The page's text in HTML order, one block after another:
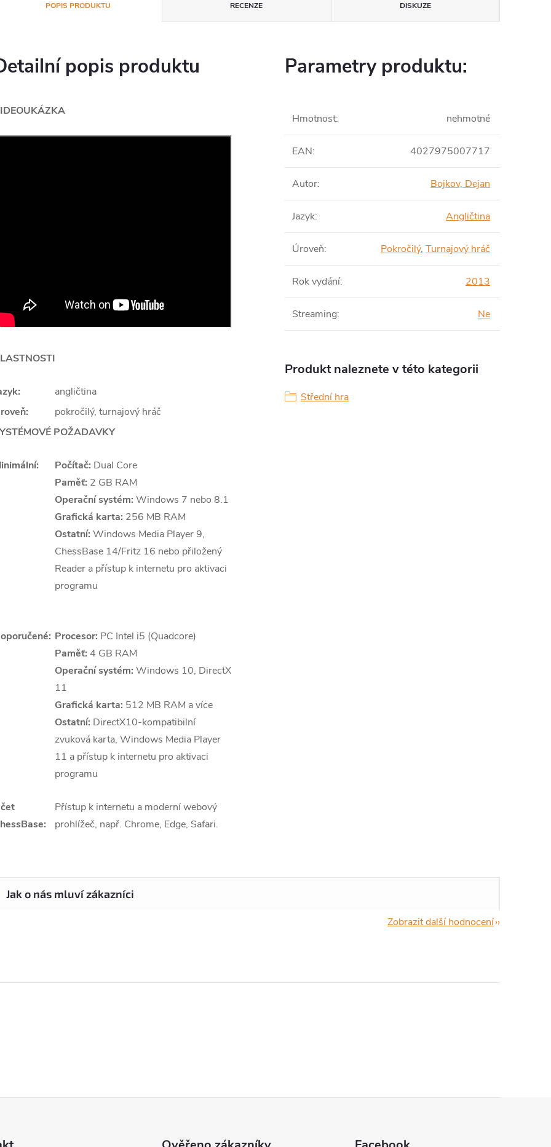
POPIS PRODUKTU RECENZE DISKUZE
popis produktu
angličtina
pokročilý, turnajový hráč
POŽADAVKY
Počítač: Dual Core
Paměť: 2 GB RAM
Operační systém: Windows 7 nebo 8.1
Grafická karta: 256 MB RAM
Ostatní: Windows Media Player 9,
ChessBase 14/Fritz 16 nebo přiložený
Reader a přístup k internetu pro aktivaci
programu
Procesor: PC Intel i5 (Quadcore)
Paměť: 4 GB RAM
Operační systém: Windows 10, DirectX
11
Grafická karta: 512 MB RAM a více
Ostatní: DirectX10-kompatibilní
zvuková karta, Windows Media Player
11 a přístup k internetu pro aktivaci
programu
Přístup k internetu a moderní webový
prohlížeč, např. Chrome, Edge, Safari.
Parametry produktu:
Hmotnost: nehmotné
EAN: 4027975007717
Autor: Bojkov, Dejan
Jazyk: Angličtina
Úroveň: Pokročilý, Turnajový hráč
Rok vydání: 2013
Streaming: Ne
Produkt naleznete v této kategorii
Střední hra
Zobrazit další hodnocení